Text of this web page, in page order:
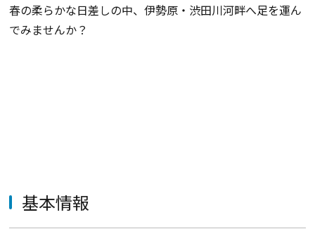
春の柔らかな日差しの中、伊勢原・渋田川河畔へ足を運ん
でみませんか？
基本情報